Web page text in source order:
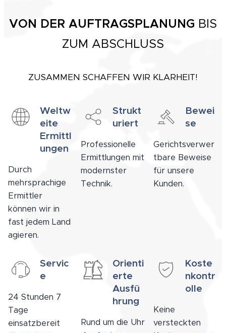
VON DER AUFTRAGSPLANUNG BIS
ZUM ABSCHLUSS
ZUSAMMEN SCHAFFEN WIR KLARHEIT!
Weltw
eite
Ermittl
ungen
Durch
mehrsprachige
Ermittler
können wir in
fast jedem Land
agieren.
Strukt
uriert
Professionelle
Ermittlungen mit
modernster
Technik.
Bewei
se
Gerichtsverwer
tbare Beweise
für unsere
Kunden.
Servic
e
24 Stunden 7
Tage
einsatzbereit
Orienti
erte
Ausfü
hrung
Rund um die Uhr
Koste
nkontr
olle
Keine
versteckten